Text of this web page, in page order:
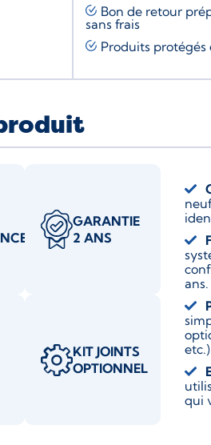
Bon de retour
sans frais
Produits protégés
GARANTIE
2 ANS
KIT JOINTS
OPTIONNEL
ans.
qui